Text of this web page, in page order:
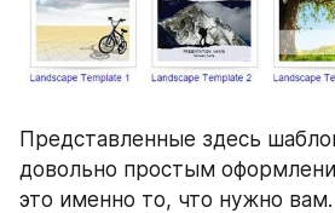
Представленные здесь
довольно простым
это именно то, что нужно вам.